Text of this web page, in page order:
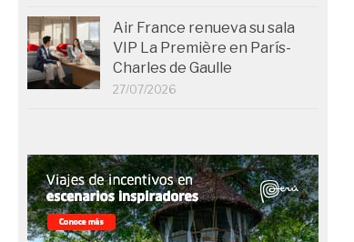
Air France renueva su sala
VIP La Première en París-
Charles de Gaulle
27/07/2026